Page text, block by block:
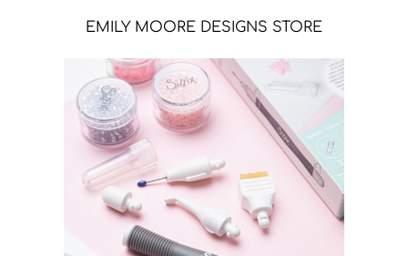
EMILY MOORE DESIGNS STORE